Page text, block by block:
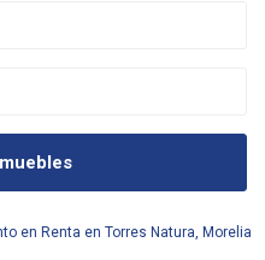
en Renta en Torres Natura, Morelia